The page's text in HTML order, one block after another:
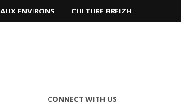
AUX ENVIRONS CULTURE BREIZH
CONNECT WITH US